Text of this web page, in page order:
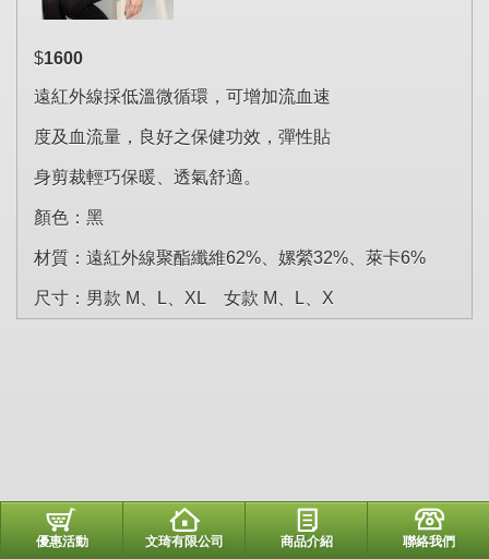
$1600
遠紅外線採低溫微循環，可增加流血速
度及血流量，良好之保健功效，彈性貼
身剪裁輕巧保暖、透氣舒適。
顏色：黑
材質：遠紅外線聚酯纖維62%、嫘縈32%、萊卡6%
尺寸：男款 M、L、XL 女款 M、L、X
優惠活動 文琦有限公司 商品介紹 聯絡我們